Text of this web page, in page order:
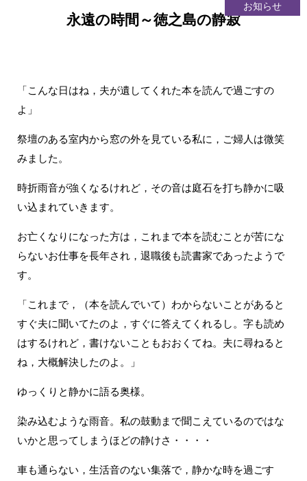
永遠の時間～徳之島の静寂
お知らせ
「こんな日はね，夫が遺してくれた本を読んで過ごすの
よ」
祭壇のある室内から窓の外を見ている私に，ご婦人は微笑
みました。
時折雨音が強くなるけれど，その音は庭石を打ち静かに吸
い込まれていきます。
お亡くなりになった方は，これまで本を読むことが苦にな
らないお仕事を長年され，退職後も読書家であったようで
す。
「これまで，（本を読んでいて）わからないことがあると
すぐ夫に聞いてたのよ，すぐに答えてくれるし。字も読め
はするけれど，書けないこともおおくてね。夫に尋ねると
ね，大概解決したのよ。」
ゆっくりと静かに語る奥様。
染み込むような雨音。私の鼓動まで聞こえているのではな
いかと思ってしまうほどの静けさ・・・・
車も通らない，生活音のない集落で，静かな時を過ごす